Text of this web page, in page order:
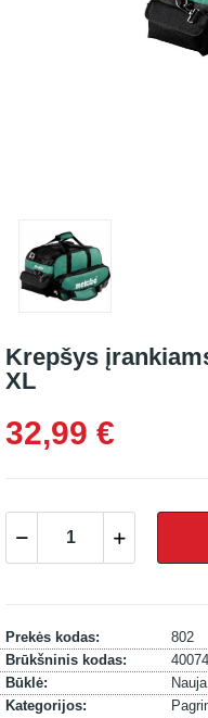
Krepšys
XL
32,99 €
Prekės kodas:
802
Brūkšninis kodas:
Būklė:
Nauja
Kategorijos: